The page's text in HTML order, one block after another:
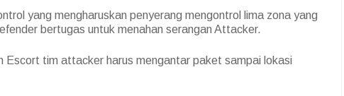
yang mengharuskan penyerang mengontrol lima zona yang
bertugas untuk menahan serangan Attacker.
Escort tim attacker harus mengantar paket sampai lokasi